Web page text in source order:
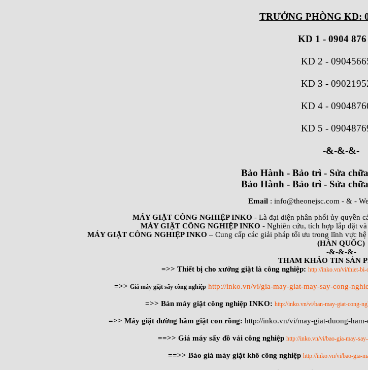
TRƯỞNG PHÒNG KD:
KD 1 - 0904 876
KD 2 -
KD 3 -
KD 4 -
KD 5 -
-&-&-&-
Bảo Hành - Bảo trì - Sửa
Bảo Hành - Bảo trì - Sửa
Email : info@theonejsc.com - & -
MÁY GIẶT CÔNG NGHIỆP INKO - Là đại diện phân phối ủy quyền
MÁY GIẶT CÔNG NGHIỆP INKO - Nghiên cứu, tích hợp lắp đặt
MÁY GIẶT CÔNG NGHIỆP INKO – Cung cấp các giải pháp tối ưu trong lĩnh vực
(HÀN QUỐC)
-&-&-&-
THAM KHẢO TIN SẢN
=>> Thiết bị cho xưởng giặt là công nghiệp: http://inko.vn/vi/thiet-bi-
=>> Giá máy giặt sấy công nghiệp http://inko.vn/vi/gia-may-giat-may-say-cong-
=>> Bán máy giặt công nghiệp INKO: http://inko.vn/vi/ban-may-giat-cong-
=>> Máy giặt đường hầm giặt con rồng: http://inko.vn/vi/may-giat-duong-
==>> Giá máy sấy đồ vải công nghiệp http://inko.vn/vi/bao-gia-may-
==>> Báo giá máy giặt khô công nghiệp http://inko.vn/vi/bao-gia-